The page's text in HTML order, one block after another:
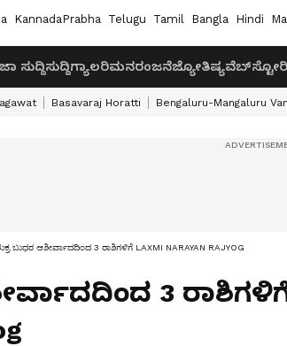
KannadaPrabha Telugu Tamil Bangla Hindi
ಸುದ್ದಿಸುದ್ದಿಗ್ಯಾಲರಿಮನರಂಜನೆಜ್ಯೋತಿಷ್ಯ
Basavaraj Horatti Bengaluru-Mangaluru
ಬುಧರ ಆಶೀರ್ವಾದದಿಂದ 3 ರಾಶಿಗಳಿಗೆ LAXMI NARAYAN RAJYOG
3